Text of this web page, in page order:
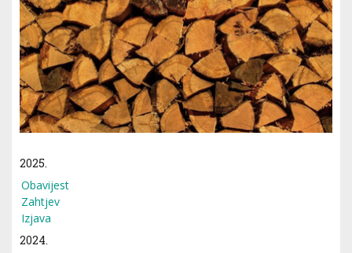
2025.
Obavijest
Zahtjev
Izjava
2024.